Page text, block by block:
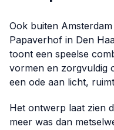
Ook buiten
Papaverhof in Den
toont een speelse
vormen en zorgvuldig
een ode aan licht,
Het ontwerp laat zien
meer was dan